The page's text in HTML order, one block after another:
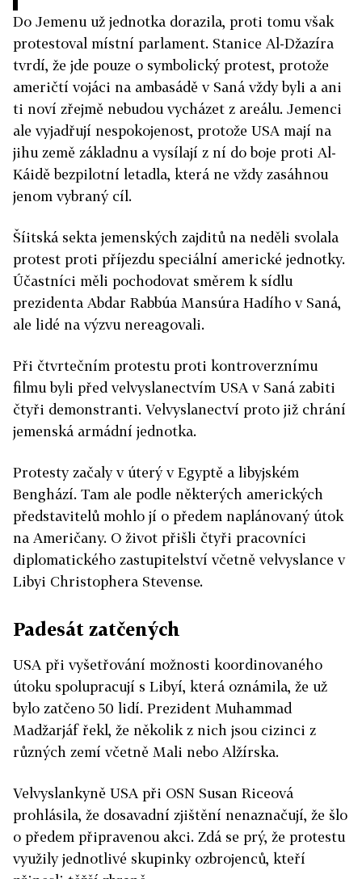
Do Jemenu už jednotka dorazila, proti tomu však
protestoval místní parlament. Stanice Al-Džazíra
tvrdí, že jde pouze o symbolický protest, protože
američtí vojáci na ambasádě v Saná vždy byli a ani
ti noví zřejmě nebudou vycházet z areálu. Jemenci
ale vyjadřují nespokojenost, protože USA mají na
jihu země základnu a vysílají z ní do boje proti Al-
Káidě bezpilotní letadla, která ne vždy zasáhnou
jenom vybraný cíl.
Šíitská sekta jemenských zajditů na neděli svolala
protest proti příjezdu speciální americké jednotky.
Účastníci měli pochodovat směrem k sídlu
prezidenta Abdar Rabbúa Mansúra Hadího v Saná,
ale lidé na výzvu nereagovali.
Při čtvrtečním protestu proti kontroverznímu
filmu byli před velvyslanectvím USA v Saná zabiti
čtyři demonstranti. Velvyslanectví proto již chrání
jemenská armádní jednotka.
Protesty začaly v úterý v Egyptě a libyjském
Benghází. Tam ale podle některých amerických
představitelů mohlo jí o předem naplánovaný útok
na Američany. O život přišli čtyři pracovníci
diplomatického zastupitelství včetně velvyslance v
Libyi Christophera Stevense.
Padesát zatčených
USA při vyšetřování možnosti koordinovaného
útoku spolupracují s Libyí, která oznámila, že už
bylo zatčeno 50 lidí. Prezident Muhammad
Madžarjáf řekl, že několik z nich jsou cizinci z
různých zemí včetně Mali nebo Alžírska.
Velvyslankyně USA při OSN Susan Riceová
prohlásila, že dosavadní zjištění nenaznačují, že šlo
o předem připravenou akci. Zdá se prý, že protestu
využily jednotlivé skupinky ozbrojenců, kteří